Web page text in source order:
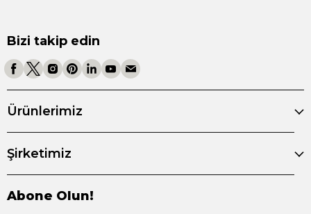
Bizi takip edin
Ürünlerimiz
Şirketimiz
Abone Olun!